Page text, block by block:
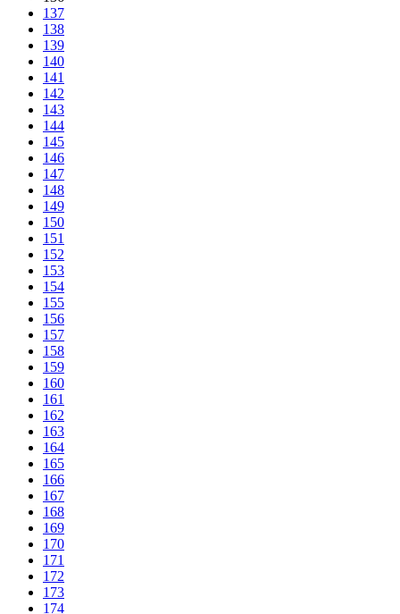
137
138
139
140
141
142
143
144
145
146
147
148
149
150
151
152
153
154
155
156
157
158
159
160
161
162
163
164
165
166
167
168
169
170
171
172
173
174